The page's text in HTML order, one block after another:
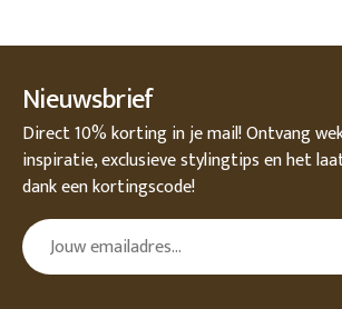
Nieuwsbrief
Direct 10% korting in je mail! Ontvang
inspiratie, exclusieve stylingtips en het
dank een kortingscode!